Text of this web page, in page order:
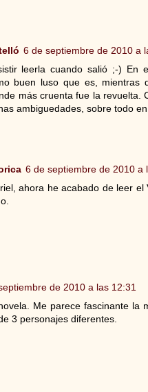
6 de septiembre de 2010 a
leerla cuando salió ;-) En
buen luso que es,
más cruenta fue la revuelta.
ambiguedades, sobre todo
6 de septiembre de 2010 a
ahora he acabado de leer
de 2010 a las 12:31
Me parece fascinante
3 personajes diferentes.